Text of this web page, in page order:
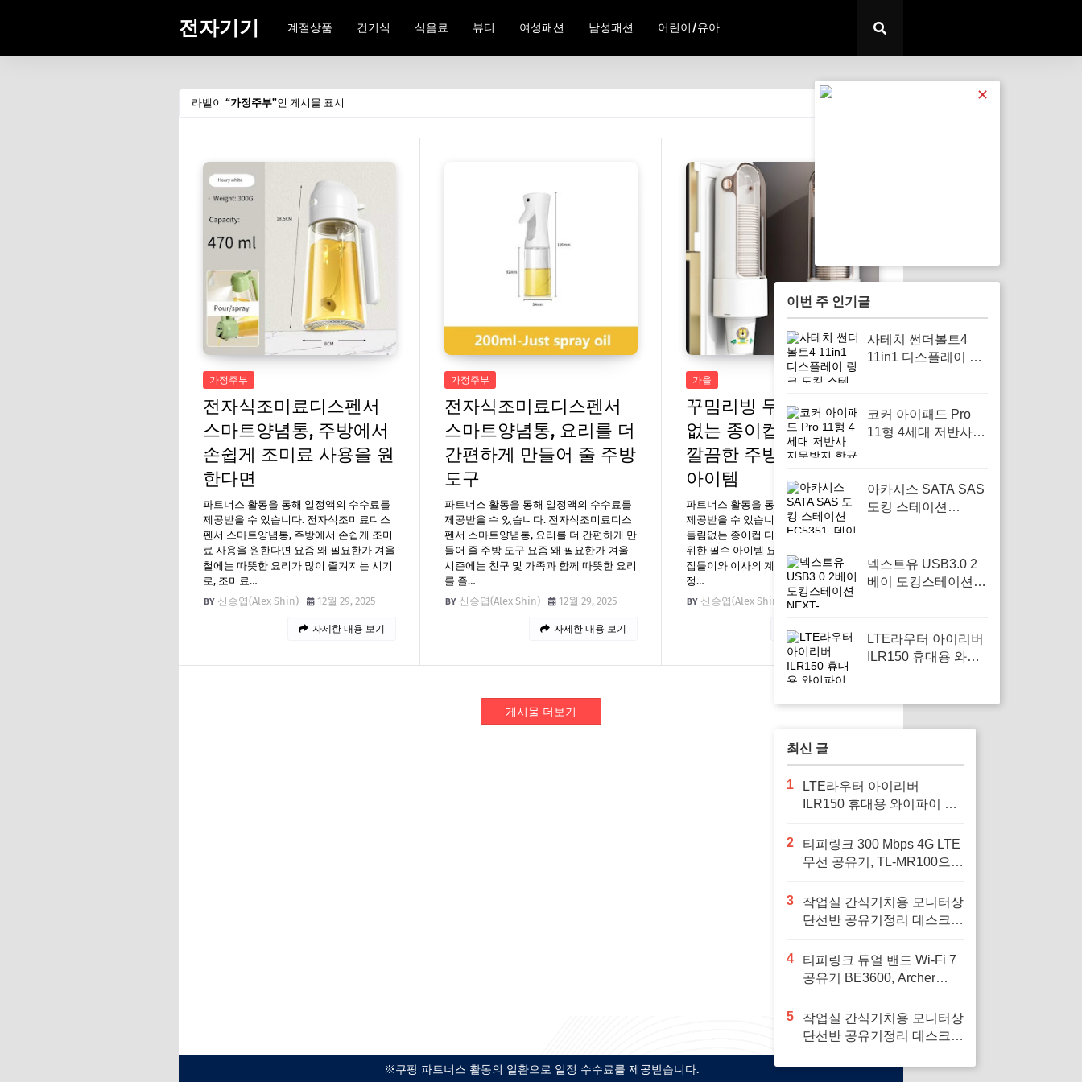
전자기기 계절상품 건기식 식음료 뷰티 여성패션 남성패션 어린이/유아
라벨이 가정주부 인 게시물 표시
가정주부
전자식조미료디스펜서
스마트양념통, 주방에서
손쉽게 조미료 사용을 원
한다면
파트너스 활동을 통해 일정액의 수수료를
제공받을 수 있습니다. 전자식조미료디스
펜서 스마트양념통, 주방에서 손쉽게 조미
료 사용을 원한다면 요즘 왜 필요한가 겨울
철에는 따뜻한 요리가 많이 즐겨지는 시기
로, 조미료…
신승엽(Alex Shin)
12월 29, 2025
자세한 내용 보기
가정주부
전자식조미료디스펜서
스마트양념통, 요리를 더
간편하게 만들어 줄 주방
도구
파트너스 활동을 통해 일정액의 수수료를
제공받을 수 있습니다. 전자식조미료디스
펜서 스마트양념통, 요리를 더 간편하게 만
들어 줄 주방 도구 요즘 왜 필요한가 겨울
시즌에는 친구 및 가족과 함께 따뜻한 요리
를 즐…
신승엽(Alex Shin)
12월 29, 2025
자세한 내용 보기
가을
꾸밈리빙 무타공 흔들림
없는 종이컵 디스펜서,
깔끔한 주방을 위한 필수
아이템
파트너스 활동을 통해 일정액의 수수료를
제공받을 수 있습니다. 꾸밈리빙 무타공 흔
들림없는 종이컵 디스펜서, 깔끔한 주방을
위한 필수 아이템 요즘 왜 필요한가 가을은
집들이와 이사의 계절로, 주방을 깔끔하게
정…
신승엽(Alex Shin)
12월 18, 2025
자세한 내용 보기
게시물 더보기
※쿠팡 파트너스 활동의 일환으로 일정 수수료를 제공받습니다.
✕
이번 주 인기글
사테치 썬더볼트4
11in1 디스플레이 링
위한 필수 아이템
코커 아이패드 Pro
11형 4세대 저반사
액정보호필름, 스크
린 보호가 필수인 아
아카시스 SATA SAS
도킹 스테이션
하는 필수 아이템
넥스트유 USB3.0 2
베이 도킹스테이션
HUB로 편리한 데이
터 관리
LTE라우터 아이리버
ILR150 휴대용 와이
정적인 인터넷 연결
을 위해
최신 글
1
LTE라우터 아이리버
ILR150 휴대용 와이파이 공
중 안정적인 인터넷 연결을
위해
2
티피링크 300 Mbps 4G LTE
무선 공유기, TL-MR100으로
축하세요
3
작업실 간식거치용 모니터상
단선반 공유기정리 데스크꾸
업 공간을 깔끔하게 정리하
고 싶은 사람에게 필요하다
4
티피링크 듀얼 밴드 Wi-Fi 7
공유기 BE3600, Archer
넷 속도를 혁신하세요
5
작업실 간식거치용 모니터상
단선반 공유기정리 데스크꾸
택 근무 공간을 효율적으로